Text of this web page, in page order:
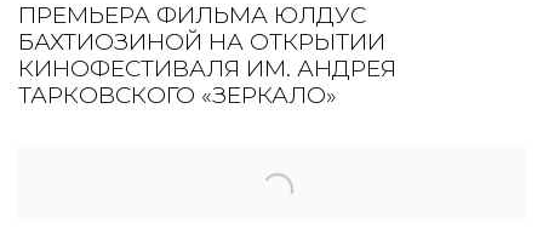
ПРЕМЬЕРА ФИЛЬМА ЮЛДУС
БАХТИОЗИНОЙ НА ОТКРЫТИИ
КИНОФЕСТИВАЛЯ ИМ. АНДРЕЯ
ТАРКОВСКОГО «ЗЕРКАЛО»